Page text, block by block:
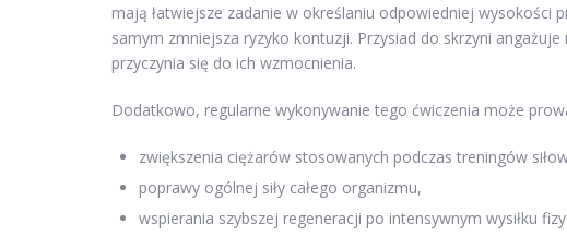
mają łatwiejsze zadanie w określaniu odpowiedniej wysokości
samym zmniejsza ryzyko kontuzji. Przysiad do skrzyni
przyczynia się do ich wzmocnienia.
Dodatkowo, regularne wykonywanie tego ćwiczenia może
zwiększenia ciężarów stosowanych podczas treningów
poprawy ogólnej siły całego organizmu,
wspierania szybszej regeneracji po intensywnym wysiłku